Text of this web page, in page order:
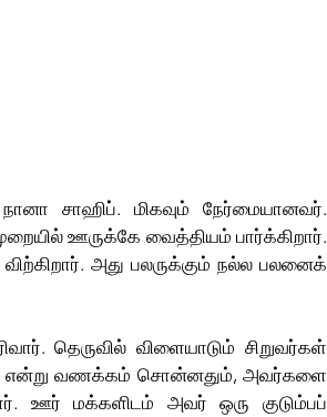
சாஹிப். மிகவும் நேர்மையானவர்.
ஊருக்கே வைத்தியம் பார்க்கிறார்.
அது பலருக்கும் நல்ல பலனைக்
தெருவில் விளையாடும் சிறுவர்கள்
என்று வணக்கம் சொன்னதும், அவர்களை
ஊர் மக்களிடம் அவர் ஒரு குடும்பப்